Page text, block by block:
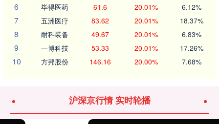
6 毕得医药 61.6 20.01% 6.12%
7 五洲医疗 83.62 20.01% 18.37%
8 耐科装备 49.67 20.01% 6.83%
9 一博科技 53.33 20.01% 17.26%
10 方邦股份 146.16 20.00% 7.68%
沪深京行情 实时轮播